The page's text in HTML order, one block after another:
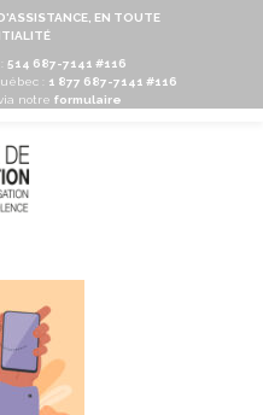
EN TOUTE
514 687-7141 #116
:
1 877 687-7141 #116
notre formulaire